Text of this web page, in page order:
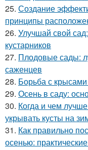
25. Создание
принципы
26. Улучшай свой
кустарников
27. Плодовые сады:
саженцев
28. Борьба с
29. Осень в саду:
30. Когда и чем
укрывать кусты на
31. Как правильно
осенью: